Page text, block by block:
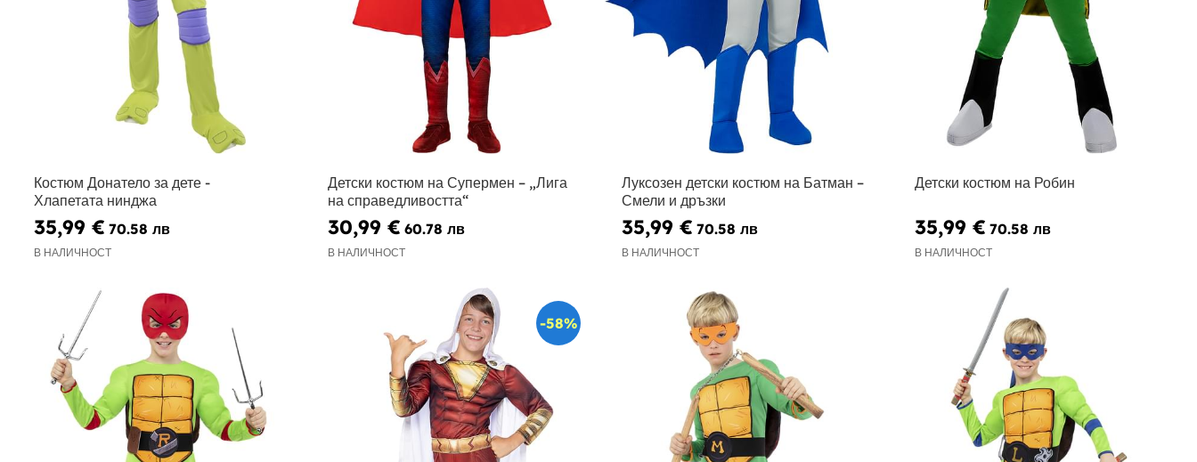
Костюм Донатело за дете -
Хлапетата нинджа
35,99 € 70.58 лв
В НАЛИЧНОСТ
Детски костюм на Супермен – „Лига
на справедливостта“
30,99 € 60.78 лв
В НАЛИЧНОСТ
Луксозен детски костюм на Батман –
Смели и дръзки
35,99 € 70.58 лв
В НАЛИЧНОСТ
Детски костюм на Робин
35,99 € 70.58 лв
В НАЛИЧНОСТ
-58%